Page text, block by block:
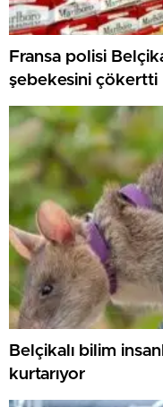
Fransa polisi
şebekesini çökertti
Belçikalı bilim
kurtarıyor